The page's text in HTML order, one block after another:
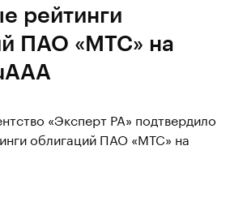
рейтинги
ПАО «МТС» на
«Эксперт РА» подтвердило
облигаций ПАО «МТС» на